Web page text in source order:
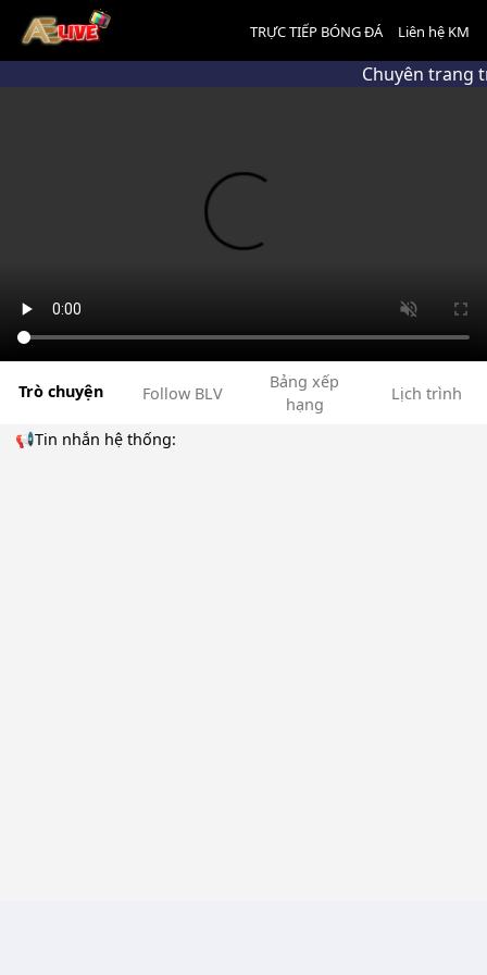
TRỰC TIẾP BÓNG ĐÁ Liên hệ KM
Chuyên trang
Trò chuyện Follow BLV
Bảng xếp
hạng
Lịch trình
📢Tin nhắn hệ thống: